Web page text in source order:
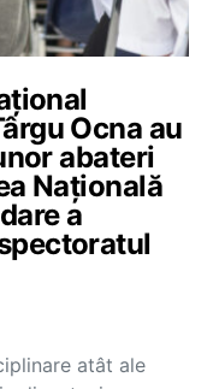
Ocna au
abateri
Națională
a
atât ale